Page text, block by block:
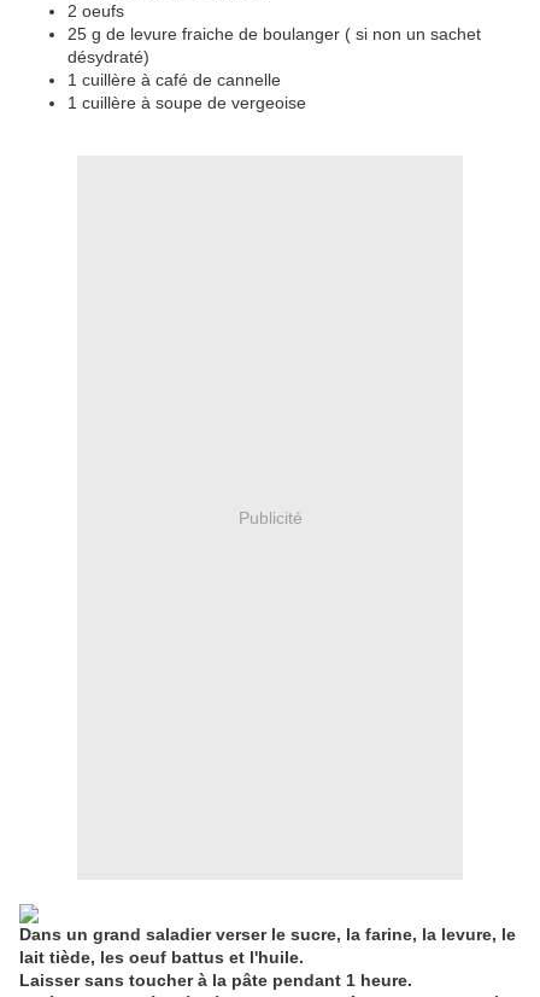
2 oeufs
25 g de levure fraiche de boulanger ( si non un sachet
désydraté)
1 cuillère à café de cannelle
1 cuillère à soupe de vergeoise
Publicité
Dans un grand saladier verser le sucre, la farine, la levure, le
lait tiède, les oeuf battus et l'huile.
Laisser sans toucher à la pâte pendant 1 heure.